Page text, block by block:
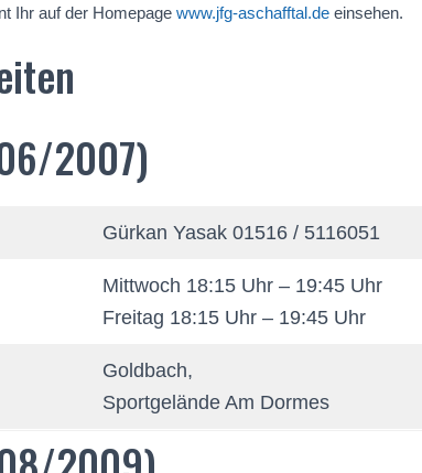
Ihr auf der Homepage www.jfg-aschafftal.de einsehen.
2007)
Gürkan Yasak 01516 / 5116051
Mittwoch 18:15 Uhr – 19:45 Uhr
Freitag 18:15 Uhr – 19:45 Uhr
Goldbach,
Sportgelände Am Dormes